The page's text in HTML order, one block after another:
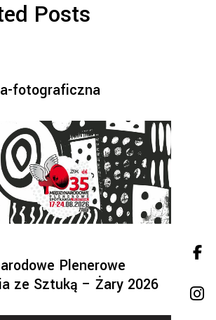
Posts
fotograficzna
Plenerowe
ze Sztuką – Żary 2026